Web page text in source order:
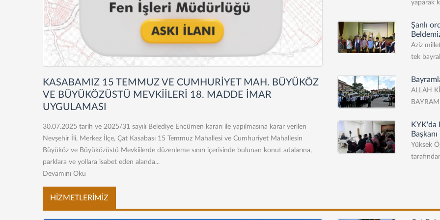
KASABAMIZ 15 TEMMUZ VE CUMHURİYET MAH. BÜYÜKÖZ
VE BÜYÜKÖZÜSTÜ MEVKİİLERİ 18. MADDE İMAR
UYGULAMASI
30.07.2025 tarih ve 2025/31 sayılı Belediye Encümen kararı ile yapılmasına karar verilen
Nevşehir İli, Merkez İlçe, Çat Kasabası 15 Temmuz Mahallesi ve Cumhuriyet Mahallesin
Büyüköz ve Büyüközüstü Mevkiilerde düzenleme sınırı içerisinde bulunan konut adalarına,
parklara ve yollara isabet eden alanda...
Devamını Oku
yaparak
Şanlı
Aziz
tek
ALLAH
KYK'da
Yüksek
HİZMETLERİMİZ